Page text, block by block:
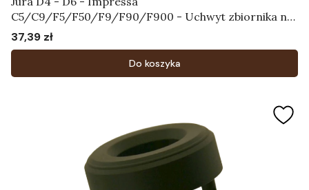
C5/C9/F5/F50/F9/F90/F900 - Uchwyt zbiornika na
wodę Art.61830
Cena
37,39 zł
Do koszyka